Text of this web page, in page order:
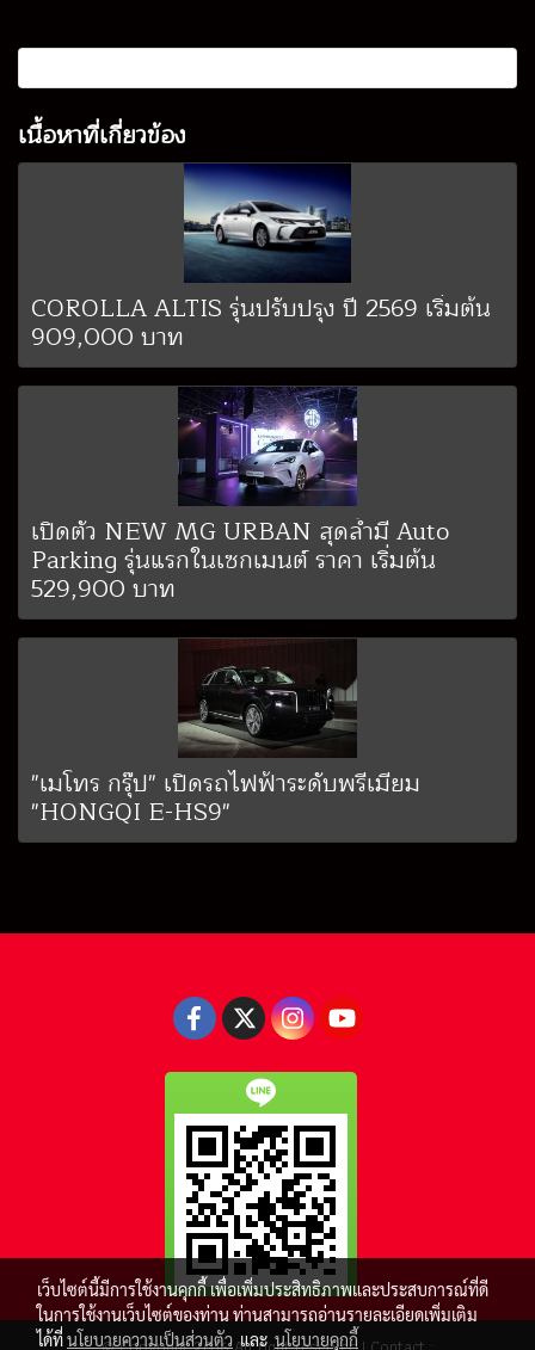
เนื้อหาที่เกี่ยวข้อง
COROLLA ALTIS รุ่นปรับปรุง ปี 2569 เริ่มต้น
909,000 บาท
เปิดตัว NEW MG URBAN สุดล้ำมี Auto
Parking รุ่นแรกในเซกเมนต์ ราคา เริ่มต้น
529,900 บาท
"เมโทร กรุ๊ป" เปิดรถไฟฟ้าระดับพรีเมียม
"HONGQI E-HS9"
เว็บไซต์นี้มีการใช้งานคุกกี้ เพื่อเพิ่มประสิทธิภาพและประสบการณ์ที่ดี
ในการใช้งานเว็บไซต์ของท่าน ท่านสามารถอ่านรายละเอียดเพิ่มเติม
ได้ที่นโยบายความเป็นส่วนตัว และนโยบายคุกกี้